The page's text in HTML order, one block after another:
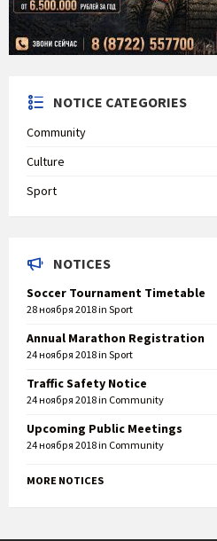
NOTICE CATEGORIES
Community
Culture
Sport
NOTICES
Soccer Tournament Timetable
28 ноября 2018in Sport
Annual Marathon Registration
24 ноября 2018in Sport
Traffic Safety Notice
24 ноября 2018in Community
Upcoming Public Meetings
24 ноября 2018in Community
MORE NOTICES